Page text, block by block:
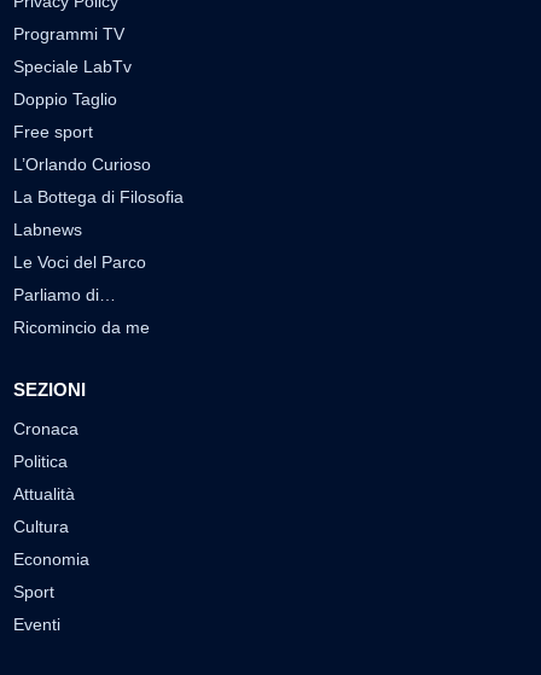
Programmi TV
Speciale LabTv
Doppio Taglio
Free sport
L’Orlando Curioso
La Bottega di Filosofia
Labnews
Le Voci del Parco
Parliamo di…
Ricomincio da me
SEZIONI
Cronaca
Politica
Attualità
Cultura
Economia
Sport
Eventi